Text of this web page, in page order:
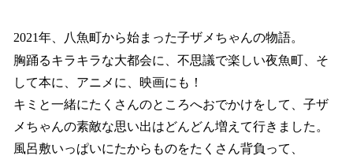
2021年、八魚町から始まった子ザメちゃんの物語。
胸踊るキラキラな大都会に、不思議で楽しい夜魚町、そ
して本に、アニメに、映画にも！
キミと一緒にたくさんのところへおでかけをして、子ザ
メちゃんの素敵な思い出はどんどん増えて行きました。
風呂敷いっぱいにたからものをたくさん背負って、